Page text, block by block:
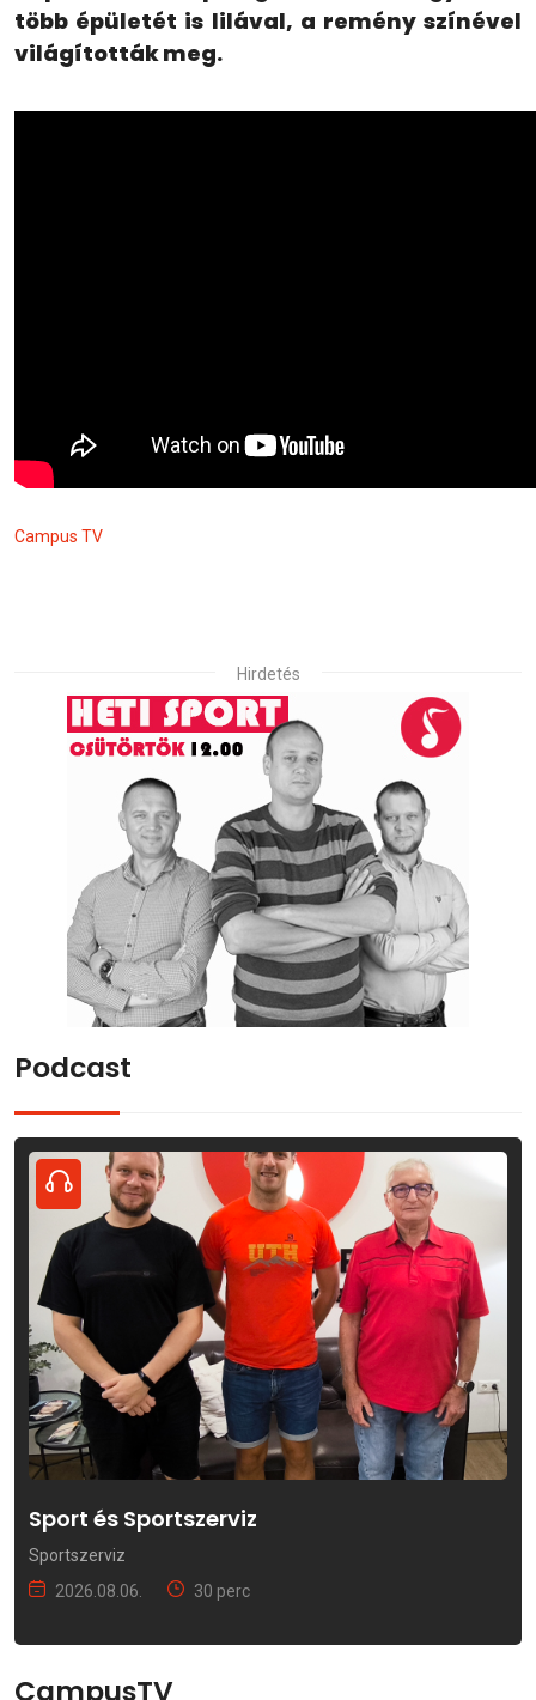
több épületét is lilával, a remény színével
világították meg.
Campus TV
Hirdetés
Podcast
Sport és Sportszerviz
Sportszerviz
2026.08.06.
30 perc
CampusTV